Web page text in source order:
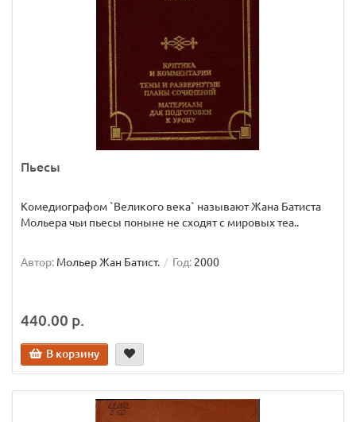
Пьесы
Комедиографом `Великого века` называют Жана Батиста
Мольера чьи пьесы поныне не сходят с мировых теа..
Автор: Мольер Жан Батист. Год: 2000
440.00 р.
В корзину